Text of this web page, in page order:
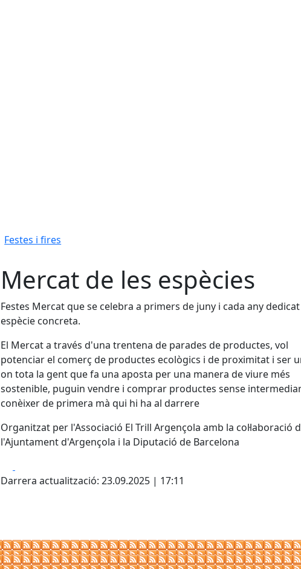
Festes i fires
Mercat de les espècies
Festes Mercat que se celebra a primers de juny i cada any
espècie concreta.
El Mercat a través d'una trentena de parades de productes, vol
potenciar el comerç de productes ecològics i de proximitat i ser
on tota la gent que fa una aposta per una manera de viure més
sostenible, puguin vendre i comprar productes sense
conèixer de primera mà qui hi ha al darrere
Organitzat per l'Associació El Trill Argençola amb la col·laboració
l'Ajuntament d'Argençola i la Diputació de Barcelona
Darrera actualització: 23.09.2025 | 17:11